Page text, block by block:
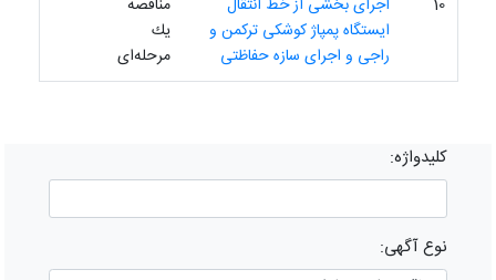
ایستگاه پمپاژ کوشکی ترکمن و
راجی و اجرای سازه حفاظتی
یك
مرحله‌ای
کلیدواژه:
نوع آگهی: